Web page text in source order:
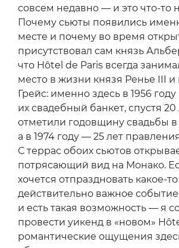
совсем недавно — и это что-то
Почему сьюты появились
месте и почему во время
присутствовал сам князь
что Hôtel de Paris всегда
место в жизни князя Ренье III
Грейс: именно здесь в 1956
их свадебный банкет, спустя 20
отметили годовщину свадьбы в
а в 1974 году — 25 лет
С террас обоих сьютов
потрясающий вид на Монако.
хочется отпраздновать какое-то
действительно важное
и есть такая возможность — я
провести уикенд в «новом»
романтические ощущения